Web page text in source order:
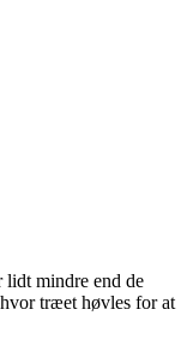
lidt mindre end de
træet høvles for at